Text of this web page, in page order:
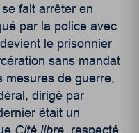
fait arrêter en
par la police avec
le prisonnier
sans mandat
mesures de guerre,
dirigé par
était un